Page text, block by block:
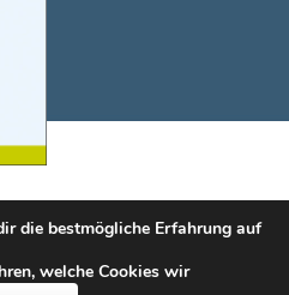
eine Marke des NWB Verlags.
die bestmögliche Erfahrung auf
welche Cookies wir